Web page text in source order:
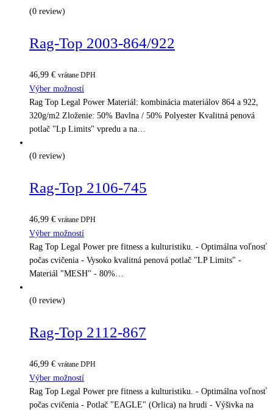
(0 review)
Rag-Top 2003-864/922
46,99 € vrátane DPH
Výber možností
Rag Top Legal Power Materiál: kombinácia materiálov 864 a 922,
320g/m2 Zloženie: 50% Bavlna / 50% Polyester Kvalitná penová
potlač "Lp Limits" vpredu a na…
(0 review)
Rag-Top 2106-745
46,99 € vrátane DPH
Výber možností
Rag Top Legal Power pre fitness a kulturistiku. - Optimálna voľnosť
počas cvičenia - Vysoko kvalitná penová potlač "LP Limits" -
Materiál "MESH" - 80%…
(0 review)
Rag-Top 2112-867
46,99 € vrátane DPH
Výber možností
Rag Top Legal Power pre fitness a kulturistiku. - Optimálna voľnosť
počas cvičenia - Potlač "EAGLE" (Orlica) na hrudi - Výšivka na